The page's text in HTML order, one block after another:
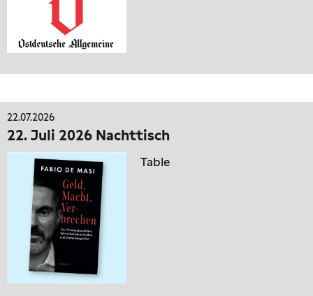
22.07.2026
22. Juli 2026 Nachttisch
Table